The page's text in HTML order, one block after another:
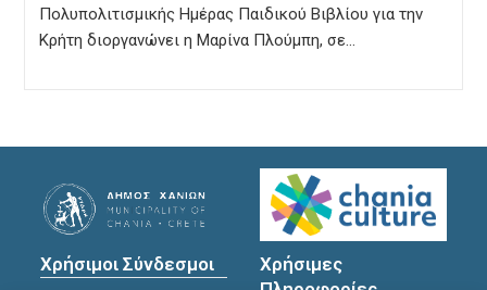
Πολυπολιτισμικής Ημέρας Παιδικού Βιβλίου για την
Κρήτη διοργανώνει η Μαρίνα Πλούμπη, σε…
Χρήσιμοι Σύνδεσμοι
Χρήσιμες